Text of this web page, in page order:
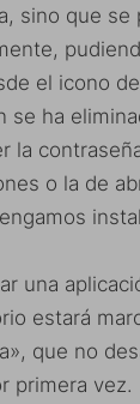
sino que se
el icono
se ha
la
o la de
una
estará
que no
primera vez.